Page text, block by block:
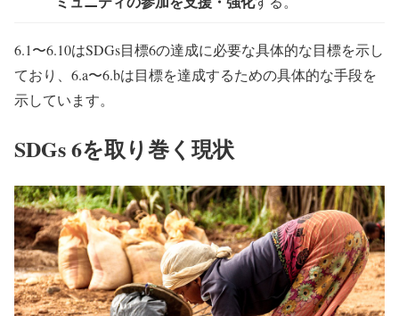
6.1〜6.10はSDGs目標6の達成に必要な具体的な目標を示し
ており、6.a〜6.bは目標を達成するための具体的な手段を
示しています。
SDGs 6を取り巻く現状